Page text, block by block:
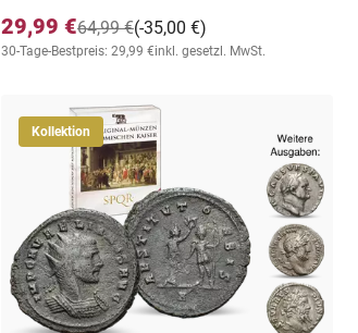
29,99 € (-35,00 €)
64,99 €
30-Tage-Bestpreis: 29,99 €inkl. gesetzl. MwSt.
Kollektion